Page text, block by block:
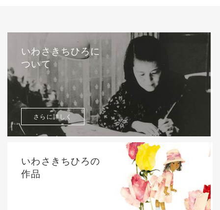
いわさきちひろに
ついて
さらに詳しく
いわさきちひろの
作品